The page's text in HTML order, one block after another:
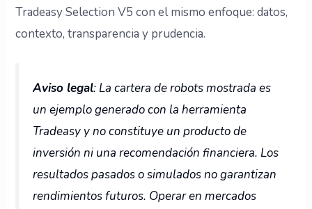
Tradeasy Selection V5 con el mismo enfoque: datos,
contexto, transparencia y prudencia.
Aviso legal: La cartera de robots mostrada es
un ejemplo generado con la herramienta
Tradeasy y no constituye un producto de
inversión ni una recomendación financiera. Los
resultados pasados o simulados no garantizan
rendimientos futuros. Operar en mercados